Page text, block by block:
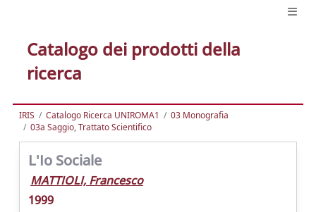
Catalogo dei prodotti della
ricerca
IRIS Catalogo Ricerca UNIROMA1
03 Monografia
03a Saggio, Trattato Scientifico
L'Io Sociale
MATTIOLI, Francesco
1999